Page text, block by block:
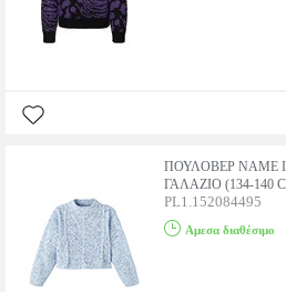
ΠΟΥΛΟΒΕΡ NAME
ΓΑΛΑΖΙΟ (134-140
PL1.152084495
Αμεσα διαθέσιμο